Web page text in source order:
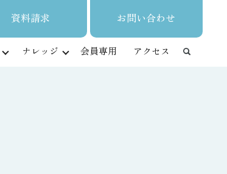
資料請求 お問い合わせ
ナレッジ 会員専用 アクセス